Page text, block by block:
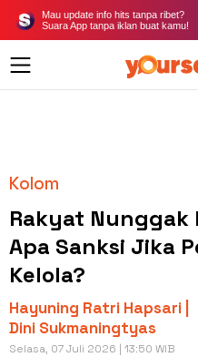
Mau update info hits tanpa ribet?
Suara App tanpa iklan buat kamu!
Kolom
Rakyat Nunggak
Apa Sanksi Jika
Kelola?
Hayuning Ratri Hapsari |
Dini Sukmaningtyas
Selasa, 07 Juli 2026 | 13:50 WIB